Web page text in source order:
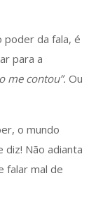
poder da fala, é
para a
me contou”. Ou
o mundo
diz! Não adianta
falar mal de